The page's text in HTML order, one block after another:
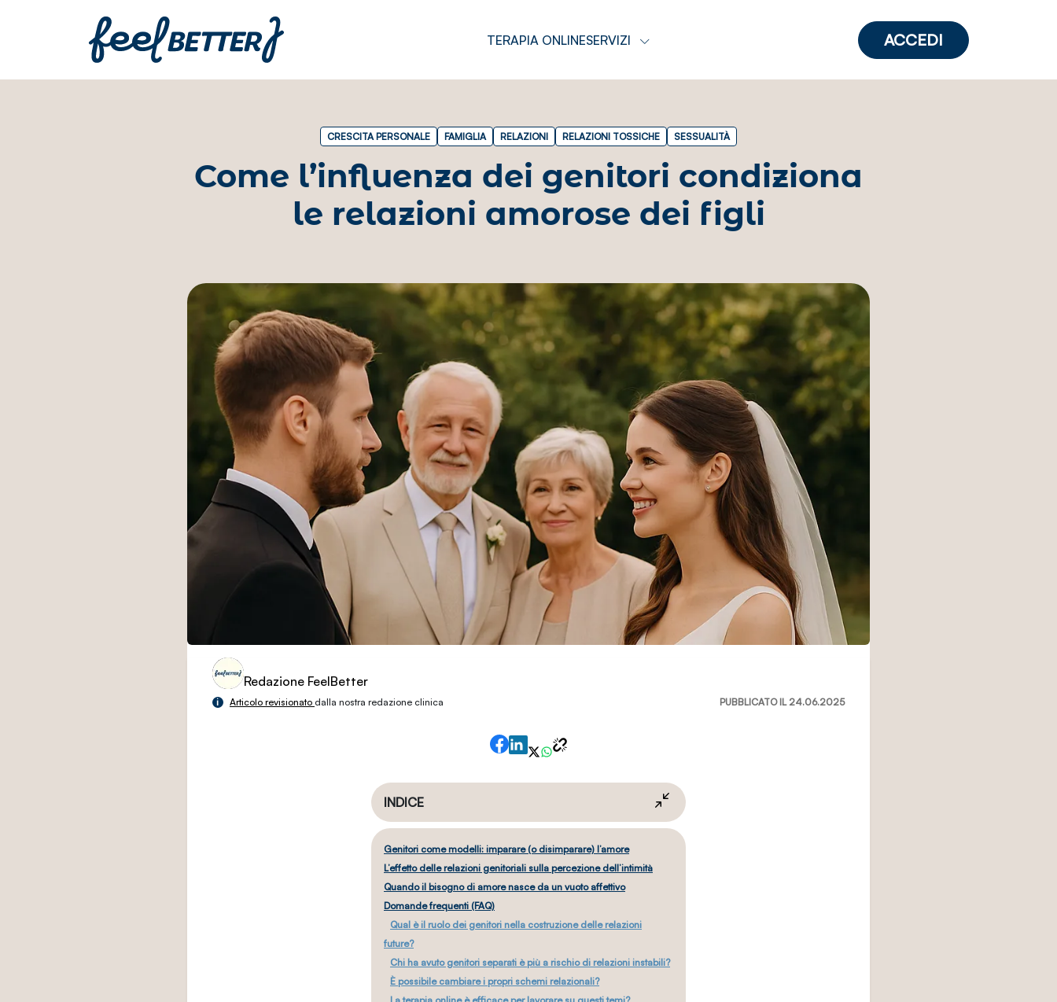
TERAPIA ONLINESERVIZI ACCEDI
CRESCITA PERSONALE FAMIGLIA RELAZIONI RELAZIONI TOSSICHE SESSUALITÀ
Come l’influenza dei genitori condiziona
le relazioni amorose dei figli
Redazione FeelBetter
i Articolo revisionato dalla nostra redazione clinica PUBBLICATO IL 24.06.2025
INDICE
Genitori come modelli: imparare (o disimparare) l’amore
L’effetto delle relazioni genitoriali sulla percezione dell’intimità
Quando il bisogno di amore nasce da un vuoto affettivo
Domande frequenti (FAQ)
Qual è il ruolo dei genitori nella costruzione delle relazioni
future?
Chi ha avuto genitori separati è più a rischio di relazioni instabili?
È possibile cambiare i propri schemi relazionali?